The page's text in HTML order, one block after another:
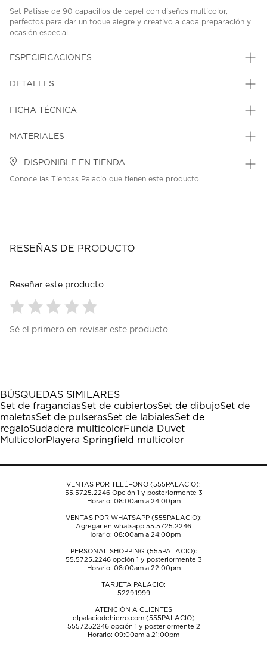
Set Patisse de 90 capacillos de papel con diseños multicolor,
perfectos para dar un toque alegre y creativo a cada preparación y
ocasión especial.
ESPECIFICACIONES
DETALLES
FICHA TÉCNICA
MATERIALES
DISPONIBLE EN TIENDA
Conoce las Tiendas Palacio que tienen este producto.
RESEÑAS DE PRODUCTO
Reseñar este producto
para
1
estrella
Esta
acción
abrirá
el
de
para
estrellas.
Esta
acción
abrirá
el
de
para
estrellas.
Esta
acción
abrirá
el
de
para
estrellas.
Esta
acción
abrirá
el
de
para
estrellas.
Esta
acción
abrirá
el
de
Sé el primero en revisar este producto
BÚSQUEDAS SIMILARES
Set de fraganciasSet de cubiertosSet de dibujoSet de
maletasSet de pulserasSet de labialesSet de
regaloSudadera multicolorFunda Duvet
MulticolorPlayera Springfield multicolor
VENTAS POR TELÉFONO (555PALACIO):
55.5725.2246Opción 1 y posteriormente 3
Horario: 08:00am a 24:00pm
VENTAS POR WHATSAPP (555PALACIO):
Agregar en whatsapp 55.5725.2246
Horario: 08:00am a 24:00pm
PERSONAL SHOPPING (555PALACIO):
55.5725.2246opción 1 y posteriormente 3
Horario: 08:00am a 22:00pm
TARJETA PALACIO:
5229.1999
ATENCIÓN A CLIENTES
elpalaciodehierro.com (555PALACIO)
5557252246opción 1 y posteriormente 2
Horario: 09:00am a 21:00pm